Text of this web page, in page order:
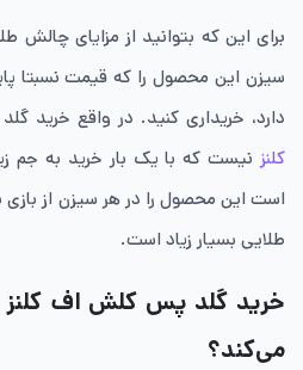
برای این که بتوانید از مزایای چالش
سیزن این محصول را که قیمت نسبتا
دارد، خریداری کنید. در واقع خرید
کلنز نیست که با یک بار خرید به جم
است این محصول را در هر سیزن از
طلایی بسیار زیاد است.
خرید گلد پس کلش اف کلنز
می‌کند؟